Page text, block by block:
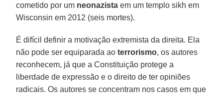
cometido por um neonazista em um templo sikh em
Wisconsin em 2012 (seis mortes).
É difícil definir a motivação extremista da direita. Ela
não pode ser equiparada aoterrorismo, os autores
reconhecem, já que a Constituição protege a
liberdade de expressão e o direito de ter opiniões
radicais. Os autores se concentram nos casos em que